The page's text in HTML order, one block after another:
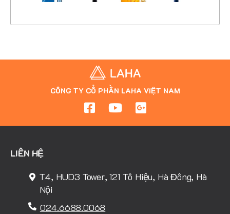
CÔNG TY CỔ PHẦN LAHA VIỆT NAM
LIÊN HỆ
T4, HUD3 Tower, 121 Tô Hiệu, Hà Đông, Hà
Nội
024.6688.0068